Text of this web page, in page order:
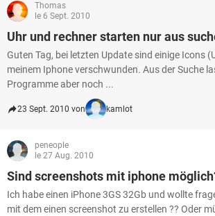
Thomas
le 6 Sept. 2010
Uhr und rechner starten nur aus
Guten Tag, bei letzten Update sind einige Icons
meinem Iphone verschwunden. Aus der Suche
Programme aber noch ...
23 Sept. 2010 von kamlot
peneople
le 27 Aug. 2010
Sind screenshots mit iphone
Ich habe einen iPhone 3GS 32Gb und wollte
mit dem einen screenshot zu erstellen ?? Oder